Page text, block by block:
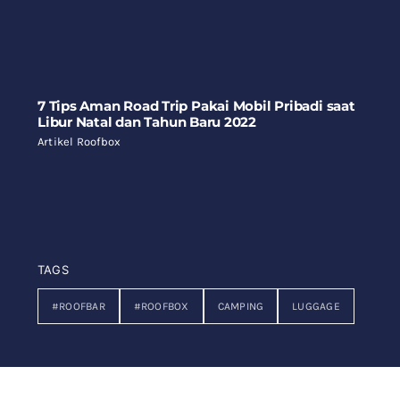
7 Tips Aman Road Trip Pakai Mobil Pribadi saat
Libur Natal dan Tahun Baru 2022
Artikel Roofbox
TAGS
#ROOFBAR #ROOFBOX CAMPING LUGGAGE